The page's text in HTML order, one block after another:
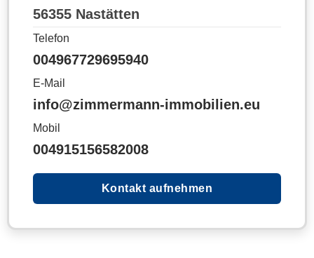
56355 Nastätten
Telefon
004967729695940
E-Mail
info@zimmermann-immobilien.eu
Mobil
004915156582008
Kontakt aufnehmen